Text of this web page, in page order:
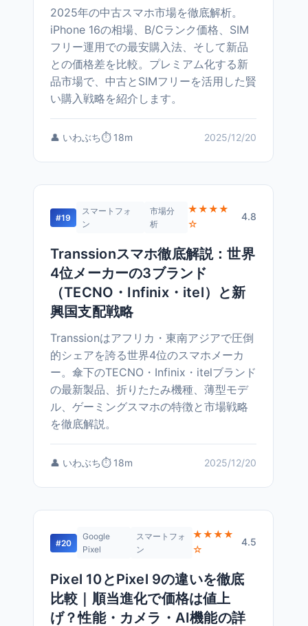
2025年の中古スマホ市場を徹底解析。
iPhone 16の相場、B/Cランク価格、SIM
フリー運用での最安購入法、そして新品
との価格差を比較。プレミアム化する新
品市場で、中古とSIMフリーを活用した賢
い購入戦略を紹介します。
👤 いわぶち⏱️ 18m 2025/12/20
#19
スマートフォ
ン
市場分
析
★★★★
☆
4.8
Transsionスマホ徹底解説：世界
4位メーカーの3ブランド
（TECNO・Infinix・itel）と新
興国支配戦略
Transsionはアフリカ・東南アジアで圧倒
的シェアを誇る世界4位のスマホメーカ
ー。傘下のTECNO・Infinix・itelブランド
の最新製品、折りたたみ機種、薄型モデ
ル、ゲーミングスマホの特徴と市場戦略
を徹底解説。
👤 いわぶち⏱️ 18m 2025/12/20
#20
Google
Pixel
スマートフォ
ン
★★★★
☆
4.5
Pixel 10とPixel 9の違いを徹底
比較｜順当進化で価格は値上
げ？性能・カメラ・AI機能の詳